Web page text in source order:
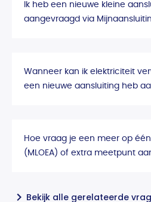
Ik heb een nieuwe kleine
aangevraagd via
Wanneer kan ik elektriciteit
een nieuwe aansluiting heb
Hoe vraag je een meer op
(MLOEA) of extra meetpunt
Bekijk alle gerelateerde